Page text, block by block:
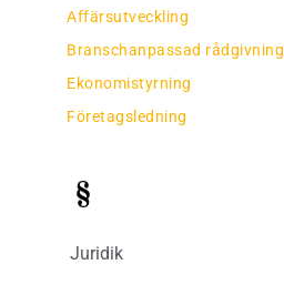
Affärsutveckling
Branschanpassad rådgivning
Ekonomistyrning
Företagsledning
Juridik